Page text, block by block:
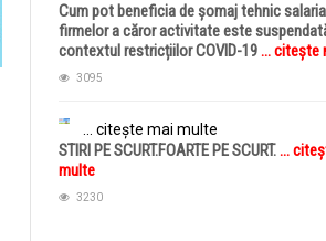
Cum pot beneficia de șomaj tehnic
firmelor a căror activitate este
contextul restricțiilor COVID-19... citește
3095
... citește mai multe
STIRI PE SCURT.FOARTE PE SCURT....
multe
3230